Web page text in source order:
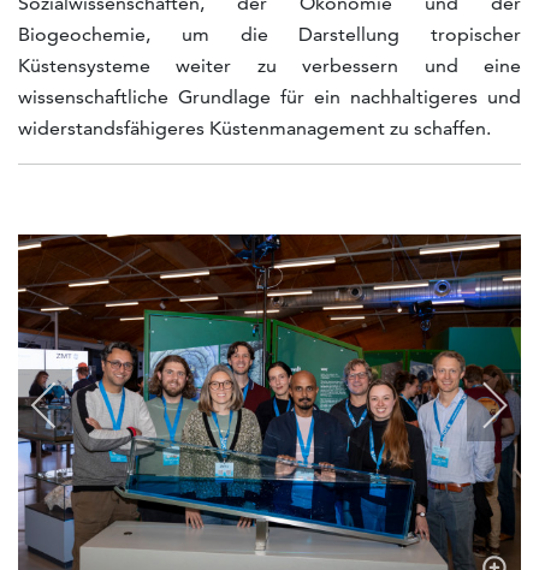
Biogeochemie, um die Darstellung tropischer
Küstensysteme weiter zu verbessern und eine
wissenschaftliche Grundlage für ein nachhaltigeres und
widerstandsfähigeres Küstenmanagement zu schaffen.